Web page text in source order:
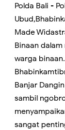
Polda Bali -
Made
Binaan
warga
Banjar
sambil
sangat